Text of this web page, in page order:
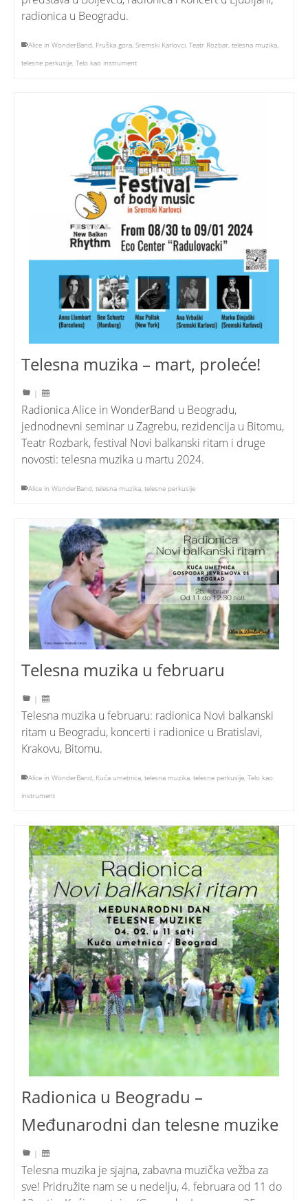
radionica u Beogradu.
Alice in WonderBand, Fruška gora, Sremski Karlovci, Teatr Rozbar, telesna muzika,
telesne perkusije, Telo kao instrument
Telesna muzika – mart, proleće!
|
Radionica Alice in WonderBand u Beogradu,
jednodnevni seminar u Zagrebu, rezidencija u Bitomu,
Teatr Rozbark, festival Novi balkanski ritam i druge
novosti: telesna muzika u martu 2024.
Alice in WonderBand, telesna muzika, telesne perkusije
Telesna muzika u februaru
|
Telesna muzika u februaru: radionica Novi balkanski
ritam u Beogradu, koncerti i radionice u Bratislavi,
Krakovu, Bitomu.
Alice in WonderBand, Kuća umetnica, telesna muzika, telesne perkusije, Telo kao
instrument
Radionica u Beogradu –
Međunarodni dan telesne muzike
|
Telesna muzika je sjajna, zabavna muzička vežba za
sve! Pridružite nam se u nedelju, 4. februara od 11 do